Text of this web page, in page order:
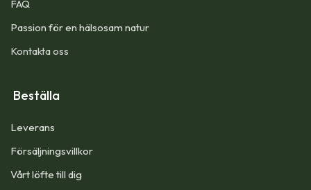
FAQ
Passion för en hälsosam natur
Kontakta oss
Beställa
Leverans
Försäljningsvillkor
Vårt löfte till dig​